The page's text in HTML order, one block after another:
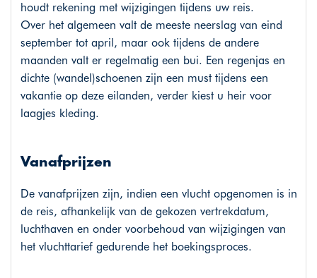
houdt rekening met wijzigingen tijdens uw reis.
Over het algemeen valt de meeste neerslag van eind
september tot april, maar ook tijdens de andere
maanden valt er regelmatig een bui. Een regenjas en
dichte (wandel)schoenen zijn een must tijdens een
vakantie op deze eilanden, verder kiest u heir voor
laagjes kleding.
Vanafprijzen
De vanafprijzen zijn, indien een vlucht opgenomen is in
de reis, afhankelijk van de gekozen vertrekdatum,
luchthaven en onder voorbehoud van wijzigingen van
het vluchttarief gedurende het boekingsproces.